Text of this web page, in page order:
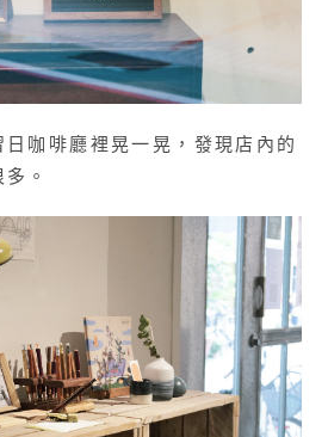
咖啡廳裡晃一晃，發現店內的
。